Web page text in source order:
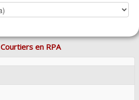
Courtiers en RPA